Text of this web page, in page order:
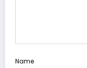
Name